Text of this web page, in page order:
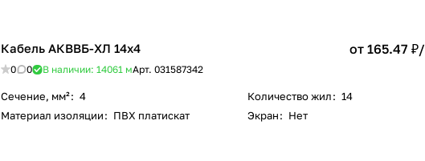
Кабель АКВВБ-ХЛ 14х4
0 0 В наличии: 14061 мАрт. 031587342
от 165.47 ₽/
Сечение, мм²: 4 Количество жил: 14
Материал изоляции: ПВХ платискат Экран: Нет